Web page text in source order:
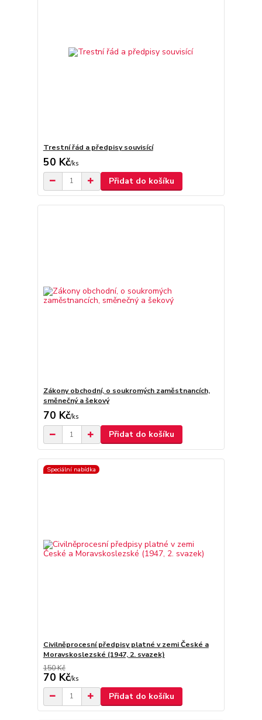
Trestní řád a předpisy souvisící
50 Kč/ks
Přidat do košíku
Zákony obchodní, o soukromých zaměstnancích,
směnečný a šekový
70 Kč/ks
Přidat do košíku
Speciální nabídka
Civilněprocesní předpisy platné v zemi České a
Moravskoslezské (1947, 2. svazek)
150 Kč
70 Kč/ks
Přidat do košíku